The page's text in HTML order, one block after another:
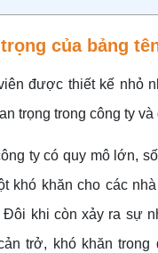
của bảng
được thiết kế nhỏ
trọng trong công ty
ty có quy mô lớn,
khó khăn cho các
khi còn xảy ra sự
trở, khó khăn trong